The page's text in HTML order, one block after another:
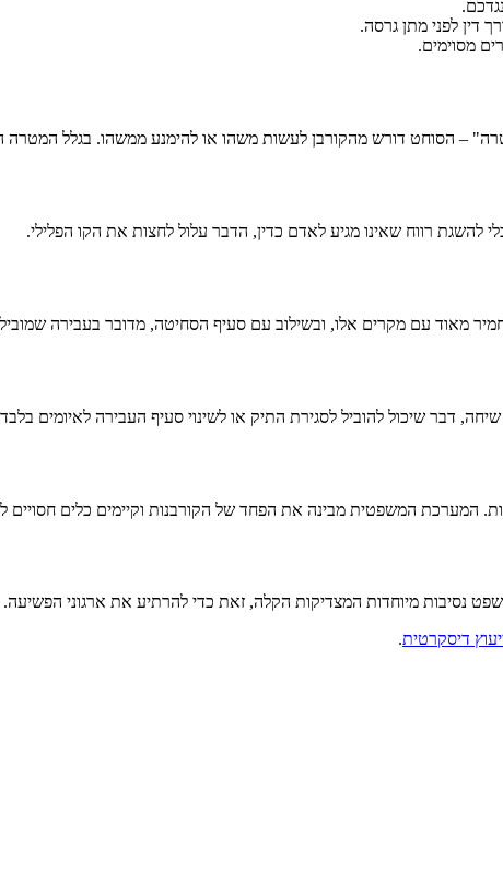
דין לפני מתן גרסה.
מסוימים.
רווח שאינו מגיע לאדם כדין, הדבר עלול לחצות את הקו הפלילי.
מאוד עם מקרים אלו, ובשילוב עם סעיף הסחיטה, מדובר בעבירה
דבר שיכול להוביל לסגירת התיק או לשינוי סעיף העבירה לאיומים
דיסקרטית.